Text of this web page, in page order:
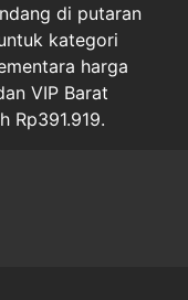
di putaran
kategori
harga
VIP Barat
Rp391.919.